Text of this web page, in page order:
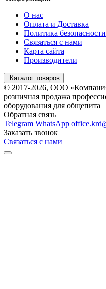
О нас
Оплата и Доставка
Политика безопасности
Связаться с нами
Карта сайта
Производители
Каталог товаров
© 2017-2026, ООО
розничная продажа
оборудования для общепита
Обратная связь
Telegram WhatsApp
Заказать звонок
Связаться с нами